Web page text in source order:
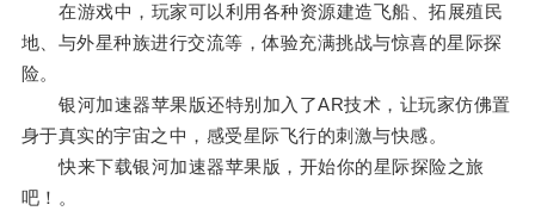
在游戏中，玩家可以利用各种资源建造飞船、拓展殖民
地、与外星种族进行交流等，体验充满挑战与惊喜的星际探
险。
银河加速器苹果版还特别加入了AR技术，让玩家仿佛置
身于真实的宇宙之中，感受星际飞行的刺激与快感。
快来下载银河加速器苹果版，开始你的星际探险之旅
吧！。